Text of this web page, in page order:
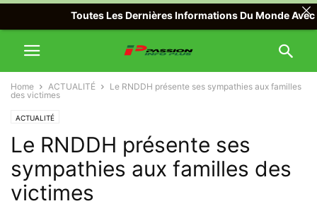
Home ACTUALITÉ
Le RNDDH présente ses sympathies aux familles
des victimes
ACTUALITÉ
Le RNDDH présente ses
sympathies aux familles des
victimes
Toutes Les Dernières Informations Du Monde Avec